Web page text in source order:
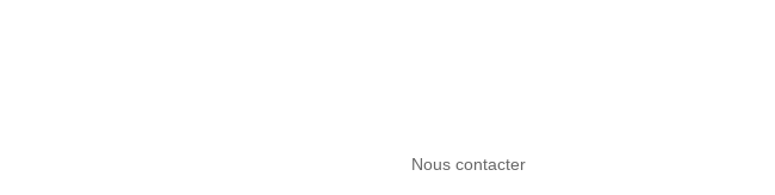
Nous contacter